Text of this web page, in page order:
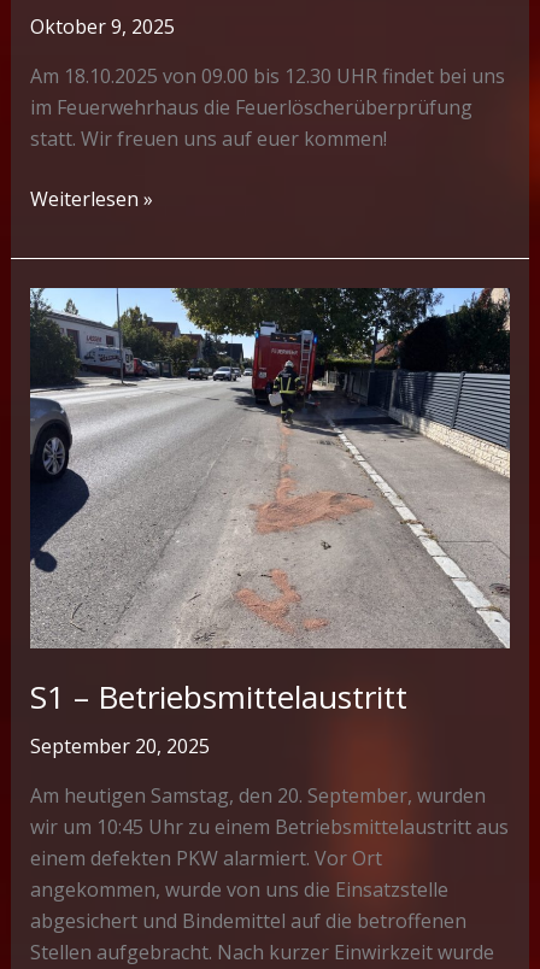
Oktober 9, 2025
Am 18.10.2025 von 09.00 bis 12.30 UHR findet bei uns
im Feuerwehrhaus die Feuerlöscherüberprüfung
statt. Wir freuen uns auf euer kommen!
Feuerlöscher
Weiterlesen »
S1 – Betriebsmittelaustritt
September 20, 2025
Am heutigen Samstag, den 20. September, wurden
wir um 10:45 Uhr zu einem Betriebsmittelaustritt aus
einem defekten PKW alarmiert. Vor Ort
angekommen, wurde von uns die Einsatzstelle
abgesichert und Bindemittel auf die betroffenen
Stellen aufgebracht. Nach kurzer Einwirkzeit wurde